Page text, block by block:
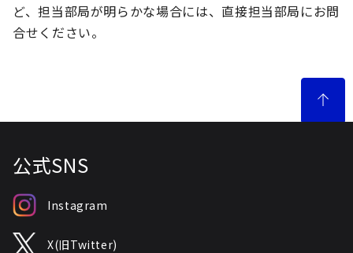
ど、担当部局が明らかな場合には、直接担当部局にお問
合せください。
公式SNS
Instagram
X(旧Twitter)